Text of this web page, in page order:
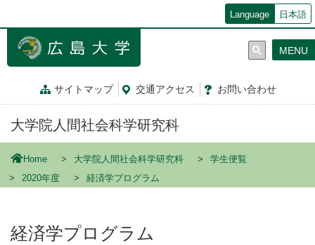
ン
Language 日本語
サイトマップ 交通アクセス お問い合わせ
MENU
大学院人間社会科学研究科
Home 大学院人間社会科学研究科
学生便覧
2020年度
経済学プログラム
経済学プログラム